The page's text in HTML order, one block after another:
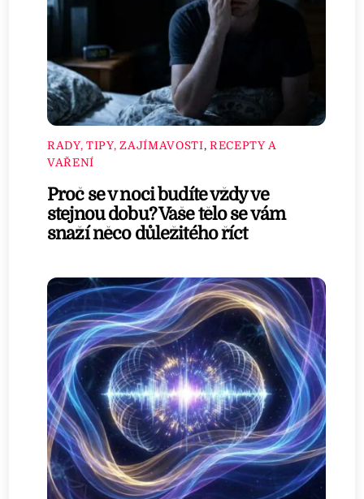
RADY, TIPY, ZAJÍMAVOSTI, RECEPTY A
VAŘENÍ
Proč se v noci budíte vždy ve
stejnou dobu? Vaše tělo se vám
snaží něco důležitého říct